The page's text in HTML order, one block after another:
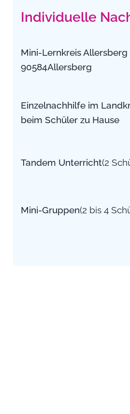
Individuelle
Mini-Lernkreis Allersberg
90584Allersberg
Einzelnachhilfe im
beim Schüler zu Hause
Tandem Unterricht(2
Mini-Gruppen(2 bis 4